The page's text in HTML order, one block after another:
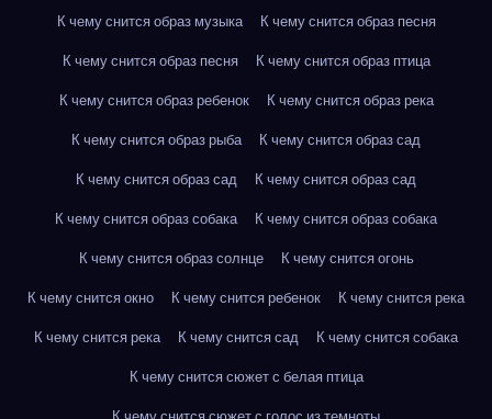
К чему снится образ музыка
К чему снится образ песня
К чему снится образ песня
К чему снится образ птица
К чему снится образ ребенок
К чему снится образ река
К чему снится образ рыба
К чему снится образ сад
К чему снится образ сад
К чему снится образ сад
К чему снится образ собака
К чему снится образ собака
К чему снится образ солнце
К чему снится огонь
К чему снится окно
К чему снится ребенок
К чему снится река
К чему снится река
К чему снится сад
К чему снится собака
К чему снится сюжет с белая птица